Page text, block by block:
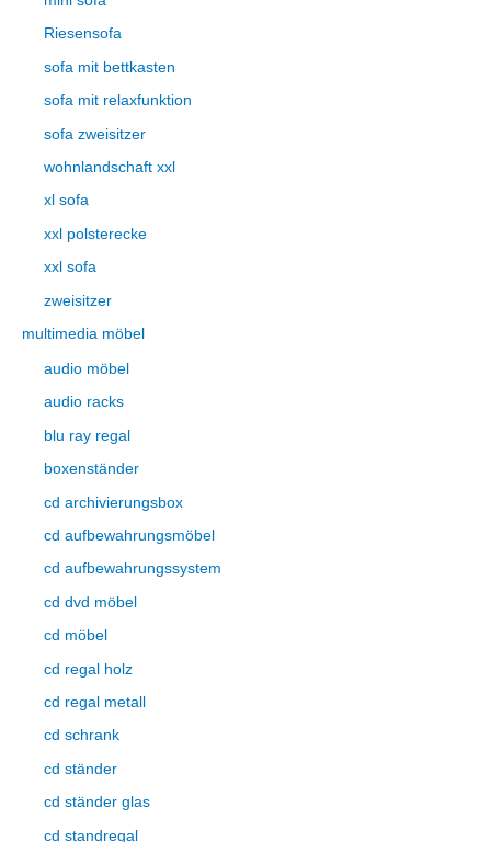
Riesensofa
sofa mit bettkasten
sofa mit relaxfunktion
sofa zweisitzer
wohnlandschaft xxl
xl sofa
xxl polsterecke
xxl sofa
zweisitzer
multimedia möbel
audio möbel
audio racks
blu ray regal
boxenständer
cd archivierungsbox
cd aufbewahrungsmöbel
cd aufbewahrungssystem
cd dvd möbel
cd möbel
cd regal holz
cd regal metall
cd schrank
cd ständer
cd ständer glas
cd standregal